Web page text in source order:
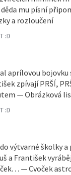
děda mu písní
a rozloučení
:D
aprílovou
zpívají PRŠÍ,
— Obrázková
:D
výtvarné školky
a František
— Cvoček